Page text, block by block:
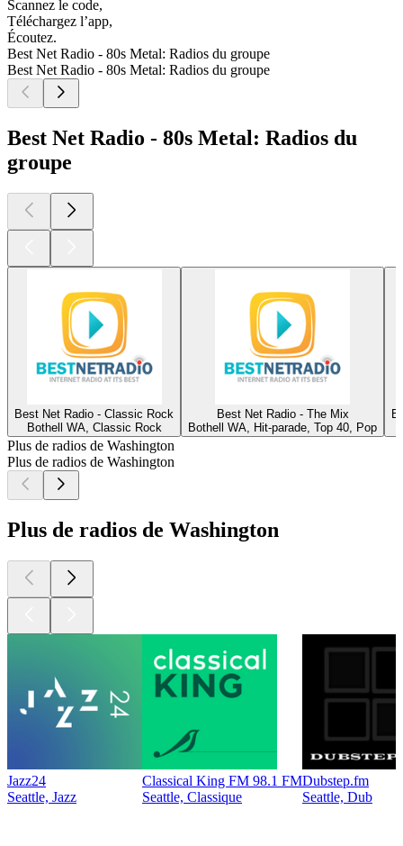
Scannez le code,
Téléchargez l’app,
Écoutez.
Best Net Radio - 80s Metal: Radios du groupe
Best Net Radio - 80s Metal: Radios du groupe
Best Net Radio - 80s Metal: Radios du
groupe
Best Net Radio - Classic Rock
Bothell WA, Classic Rock
Best Net Radio - The Mix
Bothell WA, Hit-parade, Top 40, Pop
Plus de radios de Washington
Plus de radios de Washington
Plus de radios de Washington
Jazz24
Seattle, Jazz
Classical King FM 98.1 FM
Seattle, Classique
Dubstep.fm
Seattle, Dub